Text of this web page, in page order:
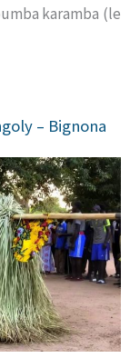
karamba (le
– Bignona